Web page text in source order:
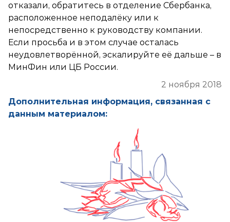
отказали, обратитесь в отделение Сбербанка,
расположенное неподалёку или к
непосредственно к руководству компании.
Если просьба и в этом случае осталась
неудовлетворённой, эскалируйте её дальше – в
МинФин или ЦБ России.
2 ноября 2018
Дополнительная информация, связанная с
данным материалом: